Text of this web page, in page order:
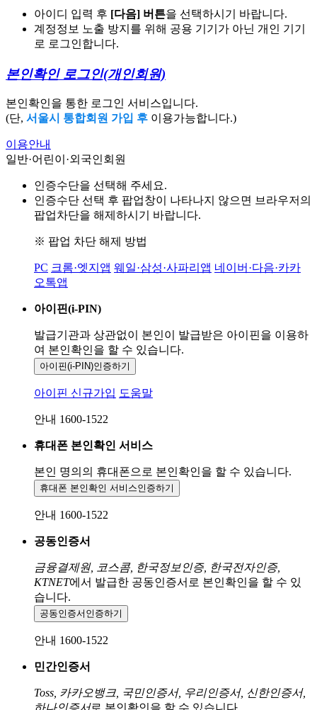
아이디 입력 후 [다음] 버튼을 선택하시기 바랍니다.
계정정보 노출 방지를 위해 공용 기기가 아닌 개인 기기
로 로그인합니다.
본인확인 로그인(개인회원)
본인확인을 통한 로그인 서비스입니다.
(단, 서울시 통합회원 가입 후 이용가능합니다.)
이용안내
일반·어린이·외국인회원
인증수단을 선택해 주세요.
인증수단 선택 후 팝업창이 나타나지 않으면 브라우저의
팝업차단을 해제하시기 바랍니다.
※ 팝업 차단 해제 방법
PC 크롬·엣지앱 웨일·삼성·사파리앱 네이버·다음·카카
오톡앱
아이핀(i-PIN)
발급기관과 상관없이 본인이 발급받은 아이핀을 이용하
여 본인확인을 할 수 있습니다.
아이핀(i-PIN)인증하기
아이핀 신규가입 도움말
안내 1600-1522
휴대폰 본인확인 서비스
본인 명의의 휴대폰으로 본인확인을 할 수 있습니다.
휴대폰 본인확인 서비스인증하기
안내 1600-1522
공동인증서
금융결제원, 코스콤, 한국정보인증, 한국전자인증,
KTNET에서 발급한 공동인증서로 본인확인을 할 수 있
습니다.
공동인증서 인증하기
안내 1600-1522
민간인증서
Toss, 카카오뱅크, 국민인증서, 우리인증서, 신한인증서,